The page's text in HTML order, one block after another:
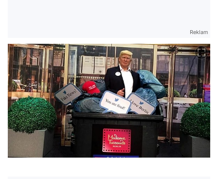
Reklam